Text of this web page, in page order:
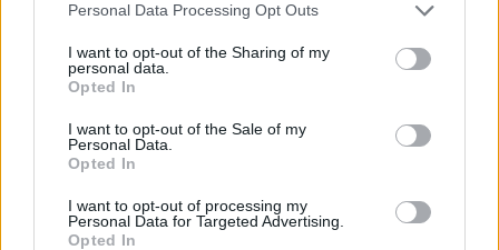
negar su consentimiento. Tenga en cuenta que algún
de su consentimiento, pero usted tiene el derecho de
rechazar tal procesamiento. Sus preferencias se aplicarán
cualquier momento entrando de nuevo en este sitio web o
visitando nuestra política de privacidad.
Personal Data Processing Opt Outs
I want to opt-out of the Sharing of my
personal data.
Opted In
I want to opt-out of the Sale of my
Personal Data.
Opted In
I want to opt-out of processing my
Personal Data for Targeted Advertising.
Opted In